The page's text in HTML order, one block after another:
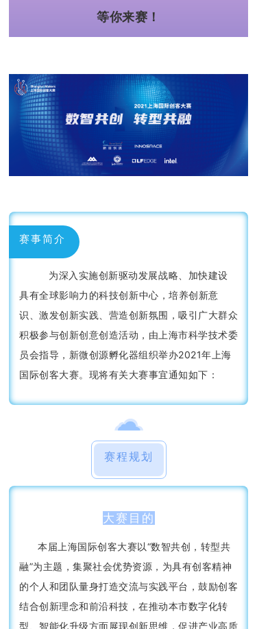
等你来赛！
赛事简介
为深入实施创新驱动发展战略、加快建设
具有全球影响力的科技创新中心，培养创新意
识 、激发创新实践、营造创新氛围，吸引广大群众
积极参与创新创意创造活动，由上海市科学技术委
员会指导，新微创源孵化器组织举办2021年上海
国际创客大赛。 现将有关大赛事宜通知如下：
赛程规划
大赛目的
本届上海国际创客大赛以“数智共创，转型共
融”为主题，集聚社会优势资源，为具有创客精神
的个人和团队量身打造交流与实践平台，鼓励创客
结合创新理念和前沿科技，在推动本市数字化转
型、智能化升级方面展现创新思维，促进产业高质